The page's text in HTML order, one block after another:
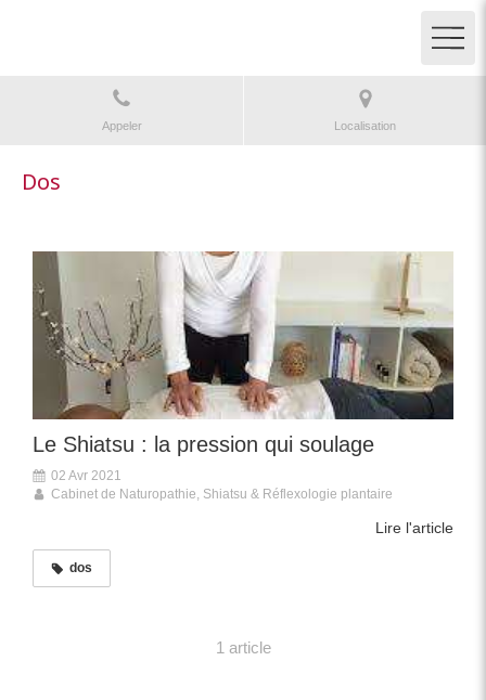
Appeler Localisation
Dos
Le Shiatsu : la pression qui soulage
02 Avr 2021
Cabinet de Naturopathie, Shiatsu & Réflexologie plantaire
Lire l'article
dos
1 article